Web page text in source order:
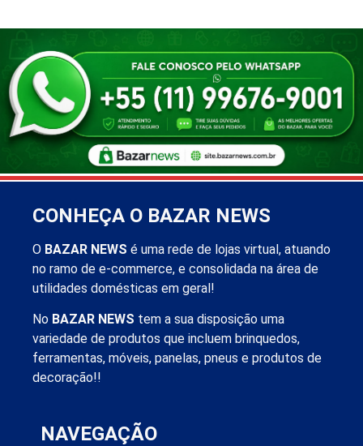
CONHEÇA O BAZAR NEWS
O BAZAR NEWS é uma rede de lojas virtual, atuando
no ramo de e-commerce, e consolidada na área de
utilidades domésticas em geral!
No BAZAR NEWS tem a sua disposição uma
variedade de produtos que incluem brinquedos,
ferramentas, móveis, panelas, pneus e produtos de
decoração!!
NAVEGAÇÃO